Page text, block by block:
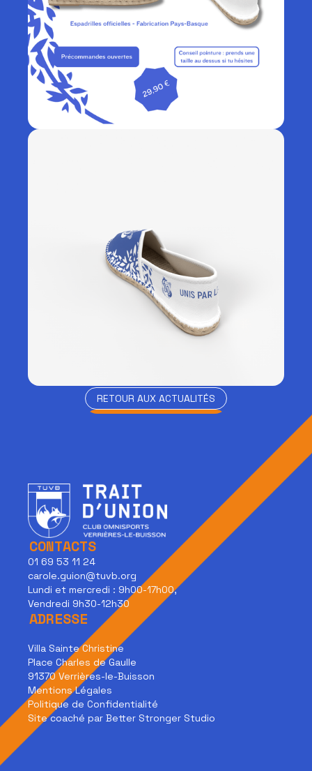
RETOUR AUX ACTUALITÉS
CONTACTS
01 69 53 11 24
carole.guion@tuvb.org
Lundi et mercredi : 9h00-17h00,
Vendredi 9h30-12h30
ADRESSE
Villa Sainte Christine
Place Charles de Gaulle
91370 Verrières-le-Buisson
Mentions Légales
Politique de Confidentialité
Site coaché par Better Stronger Studio